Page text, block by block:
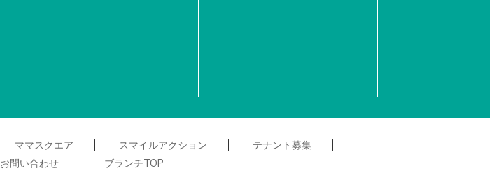
ママスクエア スマイルアクション
テナント募集
お問い合わせ ブランチTOP